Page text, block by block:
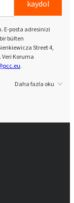
kaydol
E-posta adresinizi
bülten
Street 4,
Veri Koruma
.
Daha fazla oku